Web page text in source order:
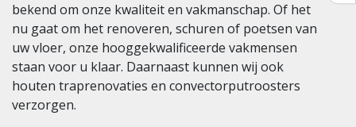
bekend om onze kwaliteit en vakmanschap. Of het
nu gaat om het renoveren, schuren of poetsen van
uw vloer, onze hooggekwalificeerde vakmensen
staan voor u klaar. Daarnaast kunnen wij ook
houten traprenovaties en convectorputroosters
verzorgen.